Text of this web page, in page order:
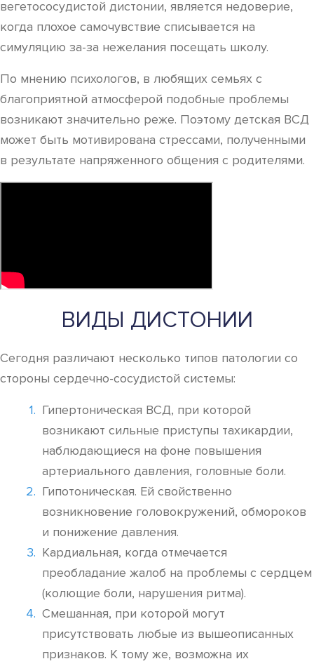
вегетососудистой дистонии, является недоверие,
когда плохое самочувствие списывается на
симуляцию за-за нежелания посещать школу.
По мнению психологов, в любящих семьях с
благоприятной атмосферой подобные проблемы
возникают значительно реже. Поэтому детская ВСД
может быть мотивирована стрессами, полученными
в результате напряженного общения с родителями.
ВИДЫ ДИСТОНИИ
Сегодня различают несколько типов патологии со
стороны сердечно-сосудистой системы:
Гипертоническая ВСД, при которой
возникают сильные приступы тахикардии,
наблюдающиеся на фоне повышения
артериального давления, головные боли.
Гипотоническая. Ей свойственно
возникновение головокружений, обмороков
и понижение давления.
Кардиальная, когда отмечается
преобладание жалоб на проблемы с сердцем
(колющие боли, нарушения ритма).
Смешанная, при которой могут
присутствовать любые из вышеописанных
признаков. К тому же, возможна их